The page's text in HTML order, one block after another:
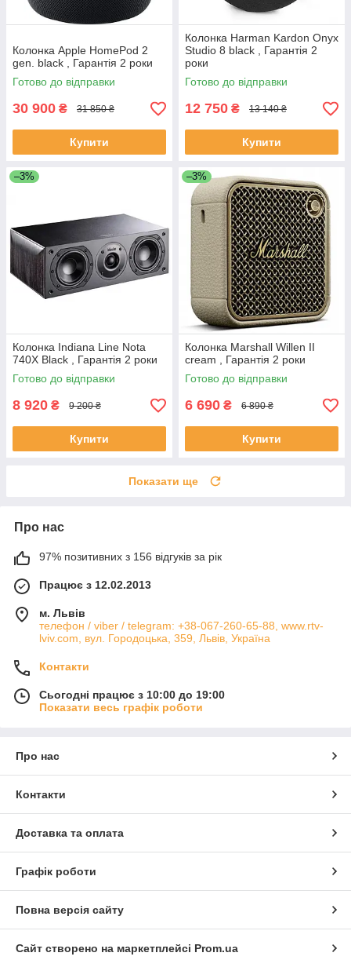
Колонка Apple HomePod 2
gen. black , Гарантія 2 роки
Готово до відправки
30 900 ₴ 31 850 ₴
Купити
Колонка Harman Kardon Onyx
Studio 8 black , Гарантія 2
роки
Готово до відправки
12 750 ₴ 13 140 ₴
Купити
–3%
Колонка Indiana Line Nota
740X Black , Гарантія 2 роки
Готово до відправки
8 920 ₴ 9 200 ₴
Купити
–3%
Колонка Marshall Willen II
cream , Гарантія 2 роки
Готово до відправки
6 690 ₴ 6 890 ₴
Купити
Показати ще
Про нас
97% позитивних з 156 відгуків за рік
Працює з 12.02.2013
м. Львів
телефон / viber / telegram: +38-067-260-65-88, www.rtv-
lviv.com, вул. Городоцька, 359, Львів, Україна
Контакти
Сьогодні працює з 10:00 до 19:00
Показати весь графік роботи
Про нас
Контакти
Доставка та оплата
Графік роботи
Повна версія сайту
Сайт створено на маркетплейсі Prom.ua